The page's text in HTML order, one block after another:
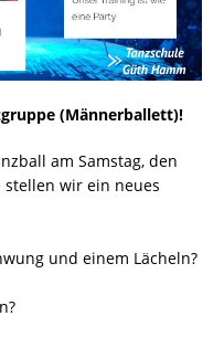
(Männerballett)!
am Samstag, den
stellen wir ein neues
und einem Lächeln?